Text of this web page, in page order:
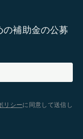
の補助金の公募
リシーに同意して送信し